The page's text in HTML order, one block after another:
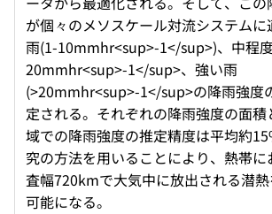
が個々のメソスケール対流システム
雨(1-10mmhr<sup>-1</sup>)、中程
20mmhr<sup>-1</sup>、強い雨
(>20mmhr<sup>-1</sup>の降雨強度
定される。それぞれの降雨強度の面
域での降雨強度の推定精度は平均約
究の方法を用いることにより、熱帯
査幅720kmで大気中に放出される潜
可能になる。